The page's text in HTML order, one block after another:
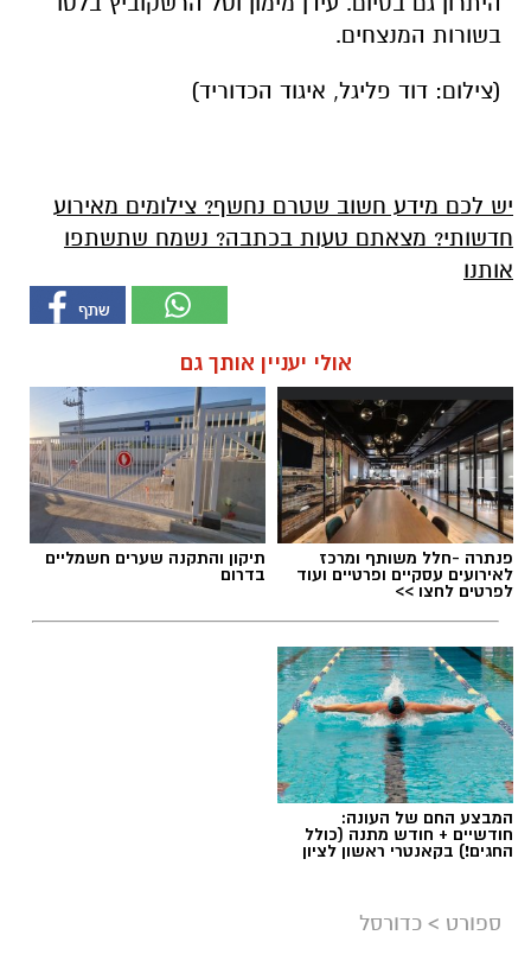
בשורות המנצחים.
(צילום: דוד פליגל, איגוד הכדוריד)
יש לכם מידע חשוב שטרם נחשף? צילומים מאירוע
חדשותי? מצאתם טעות בכתבה? נשמח שתשתפו
אותנו
אולי יעניין אותך גם
פנתרה -חלל משותף ומרכז
לאירועים עסקיים ופרטיים ועוד
לפרטים לחצו >>
תיקון והתקנה שערים חשמליים
בדרום
המבצע החם של העונה:
חודשיים + חודש מתנה (כולל
החגים!) בקאנטרי ראשון לציון
ספורט > כדורסל